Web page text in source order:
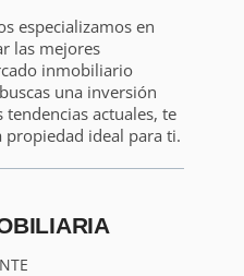
especializamos en
las mejores
inmobiliario
una inversión
actuales, te
ideal para ti.